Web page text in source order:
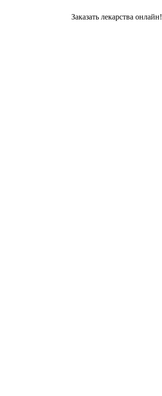
Заказать лекарства онлайн!